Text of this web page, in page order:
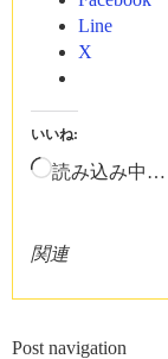
Line
X
いいね:
読み込み中…
関連
Post navigation